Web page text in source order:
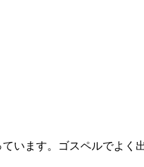
ます。ゴスペルでよく